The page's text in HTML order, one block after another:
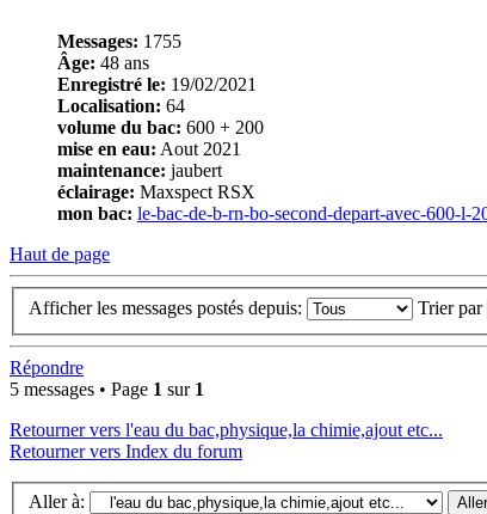
Messages: 1755
Âge: 48 ans
Enregistré le: 19/02/2021
Localisation: 64
volume du bac: 600 + 200
mise en eau: Aout 2021
maintenance: jaubert
éclairage: Maxspect RSX
mon bac: le-bac-de-b-rn-bo-second-depart-avec-600-l-
Haut de page
Afficher les messages postés depuis: Trier par
Répondre
5 messages • Page 1 sur 1
Retourner vers l'eau du bac,physique,la chimie,ajout etc...
Retourner vers Index du forum
Aller à: